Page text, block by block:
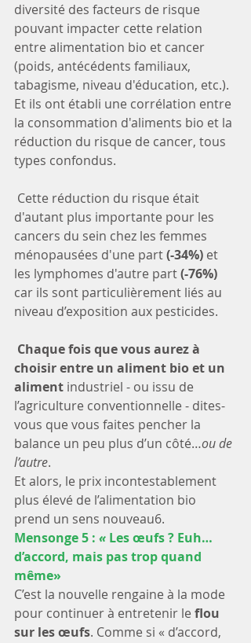
diversité des facteurs de risque
pouvant impacter cette relation
entre alimentation bio et cancer
(poids, antécédents familiaux,
tabagisme, niveau d'éducation, etc.).
Et ils ont établi une corrélation entre
la consommation d'aliments bio et la
réduction du risque de cancer, tous
types confondus.
d'autant plus importante pour les
cancers du sein chez les femmes
ménopausées d'une part (-34%) et
les lymphomes d'autre part (-76%)
car ils sont particulièrement liés au
niveau d’exposition aux pesticides.
Chaque fois que vous aurez à
choisir entre un aliment bio et un
aliment industriel - ou issu de
l’agriculture conventionnelle - dites-
vous que vous faites pencher la
balance un peu plus d’un côté…ou de
l’autre.
Et alors, le prix incontestablement
plus élevé de l’alimentation bio
prend un sens nouveau6.
Mensonge 5 : « Les œufs ? Euh…
d’accord, mais pas trop quand
même»
C’est la nouvelle rengaine à la mode
pour continuer à entretenir le flou
sur les œufs. Comme si « d’accord,